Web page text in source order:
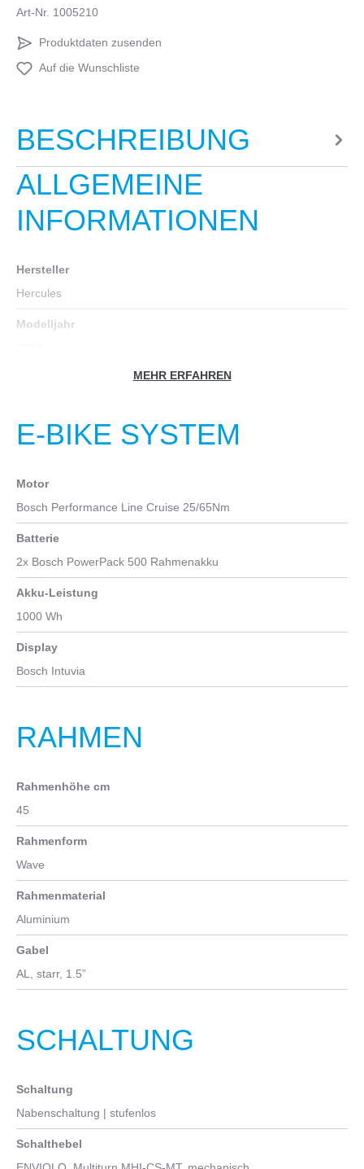
Art-Nr. 1005210
Produktdaten zusenden
Auf die Wunschliste
BESCHREIBUNG
ALLGEMEINE
INFORMATIONEN
Hersteller
Hercules
Modelljahr
Farbe
Geschlecht
Unisex
zulässiges Gesamtgewicht in kg
200
Zoll
24
MEHR ERFAHREN
E-BIKE SYSTEM
Motor
Bosch Performance Line Cruise 25/65Nm
Batterie
2x Bosch PowerPack 500 Rahmenakku
Akku-Leistung
1000 Wh
Display
Bosch Intuvia
RAHMEN
Rahmenhöhe cm
45
Rahmenform
Wave
Rahmenmaterial
Aluminium
Gabel
AL, starr, 1.5”
SCHALTUNG
Schaltung
Nabenschaltung | stufenlos
Schalthebel